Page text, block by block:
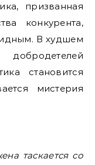
призванная
конкурента,
В худшем
становится
мистерия
таскается со